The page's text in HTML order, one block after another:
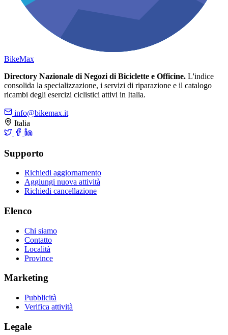
BikeMax
Directory Nazionale di Negozi di Biciclette e Officine. L'indice
consolida la specializzazione, i servizi di riparazione e il catalogo
ricambi degli esercizi ciclistici attivi in Italia.
info@bikemax.it
Italia
Supporto
Richiedi aggiornamento
Aggiungi nuova attività
Richiedi cancellazione
Elenco
Chi siamo
Contatto
Località
Province
Marketing
Pubblicità
Verifica attività
Legale